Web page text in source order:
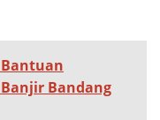
Bantuan
Bandang